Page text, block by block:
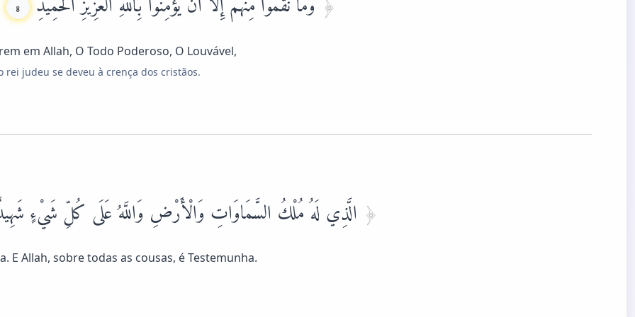
8
em Allah, O Todo Poderoso, O Louvável,
rei judeu se deveu à crença dos cristãos.
الَّذِي لَهُ مُلْكُ السَّمَاوَاتِ وَالْأَرْضِ وَاللَّهُ عَلَى كُلِّ شَيْءٍ
E Allah, sobre todas as cousas, é Testemunha.